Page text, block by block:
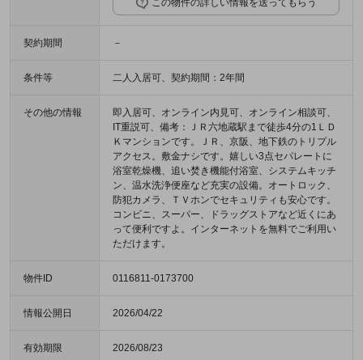
この物件の詳しい情報を送ってもらう
契約期間 －
条件等 二人入居可、契約期間：2年間
その他の情報
即入居可、オンライン内見可、オンライン相談可、
IT重説可、備考：ＪＲ六地蔵駅まで徒歩4分の1ＬＤ
Ｋマンションです。ＪＲ、京阪、地下鉄のトリプル
アクセス。敷金ナシです。嬉しい3点セパレートに
浴室乾燥機、追い焚き機能付浴室、システムキッチ
ン、温水洗浄便座など充実の設備。オートロック、
防犯カメラ、ＴＶホンでセキュリティも安心です。
コンビニ、スーパー、ドラッグストアなど近くにあ
って便利ですよ。インターネットを無料でご利用い
ただけます。
物件ID 0116811-0173700
情報公開日 2026/04/22
有効期限 2026/08/23